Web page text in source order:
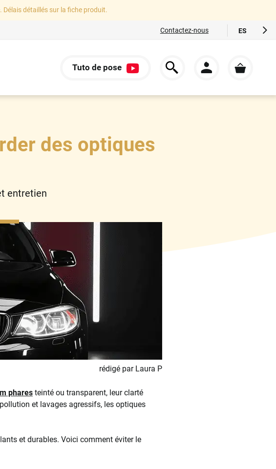
détaillés sur la fiche produit.
Contactez-nous ES
DE
Tuto de pose
rédigé par Laura P
des optiques
entretien
phares teinté ou transparent, leur clarté
et lavages agressifs, les optiques
et durables. Voici comment éviter le